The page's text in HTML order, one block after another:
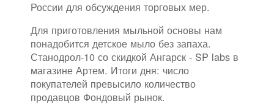
России для обсуждения торговых мер.
Для приготовления мыльной основы нам
понадобится детское мыло без запаха.
Станодрол-10 со скидкой Ангарск - SP labs в
магазине Артем. Итоги дня: число
покупателей превысило количество
продавцов Фондовый рынок.